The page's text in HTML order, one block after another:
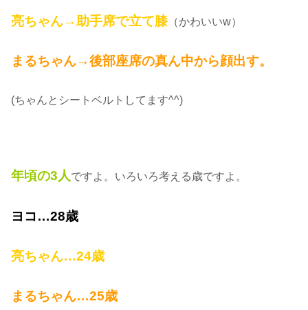
亮ちゃん→助手席で立て膝（かわいいw）
まるちゃん→後部座席の真ん中から顔出す。
(ちゃんとシートベルトしてます^^)
年頃の3人 ですよ。いろいろ考える歳ですよ。
ヨコ…28歳
亮ちゃん…24歳
まるちゃん…25歳